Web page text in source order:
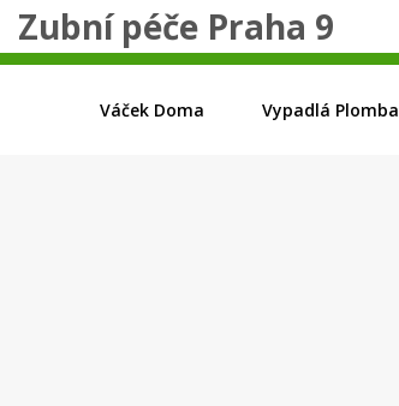
Zubní péče Praha 9
Váček Doma Vypadlá Plomba